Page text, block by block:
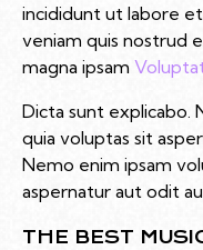
incididunt ut labore
veniam quis nostrud
magna ipsam
Dicta sunt explicabo.
quia voluptas sit
Nemo enim ipsam
aspernatur aut odit
THE BEST